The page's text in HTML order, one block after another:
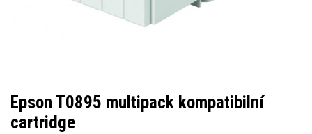
Epson T0895 multipack kompatibilní
cartridge